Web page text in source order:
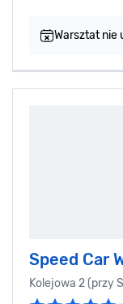
Warsztat nie
Speed Car
Kolejowa 2 (przy